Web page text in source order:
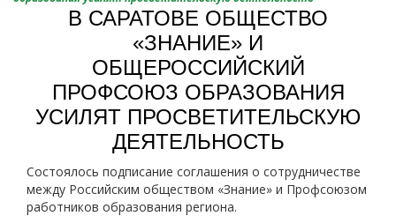
В САРАТОВЕ ОБЩЕСТВО
«ЗНАНИЕ» И
ОБЩЕРОССИЙСКИЙ
ПРОФСОЮЗ ОБРАЗОВАНИЯ
УСИЛЯТ ПРОСВЕТИТЕЛЬСКУЮ
ДЕЯТЕЛЬНОСТЬ
Состоялось подписание соглашения о сотрудничестве
между Российским обществом «Знание» и Профсоюзом
работников образования региона.